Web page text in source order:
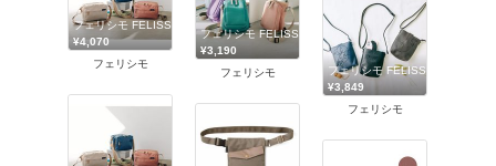
フェリシモ FELISSIMO
¥4,070
フェリシモ
フェリシモ FELISSIMO
¥3,190
フェリシモ
フェリシモ FELISSIMO
¥3,849
フェリシモ